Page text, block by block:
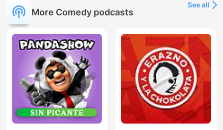
More Comedy podcasts
See all